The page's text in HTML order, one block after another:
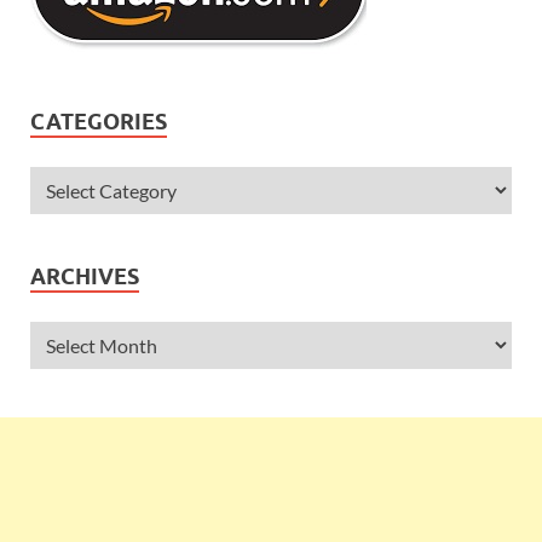
CATEGORIES
ARCHIVES